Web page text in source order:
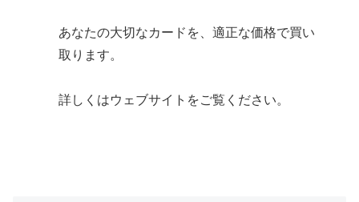
あなたの大切なカードを、適正な価格で買い
取ります。
詳しくはウェブサイトをご覧ください。